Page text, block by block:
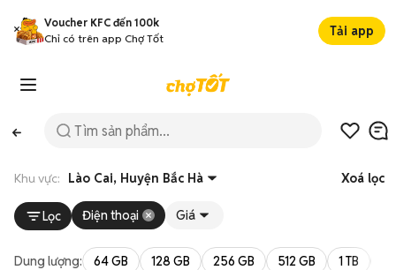
Voucher KFC đến 100k
Chỉ có trên app Chợ Tốt
Tải app
Khu vực: Lào Cai, Huyện Bắc Hà Xoá lọc
Lọc Điện thoại Giá
Dung lượng: 64 GB 128 GB 256 GB 512 GB 1 TB